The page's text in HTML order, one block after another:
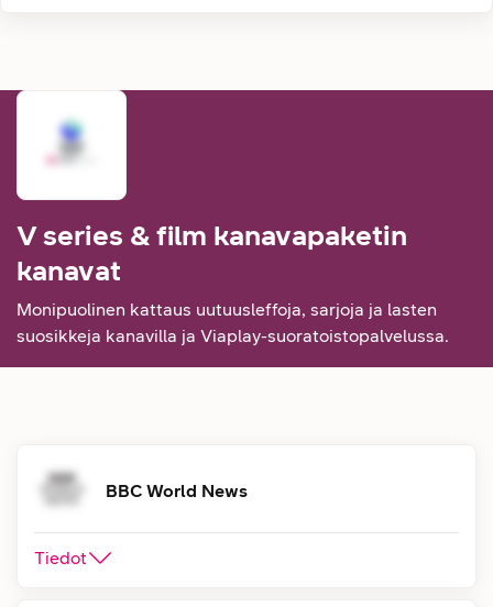
V series & film kanavapaketin
kanavat
Monipuolinen kattaus uutuusleffoja, sarjoja ja lasten
suosikkeja kanavilla ja Viaplay-suoratoistopalvelussa.
BBC World News
Tiedot